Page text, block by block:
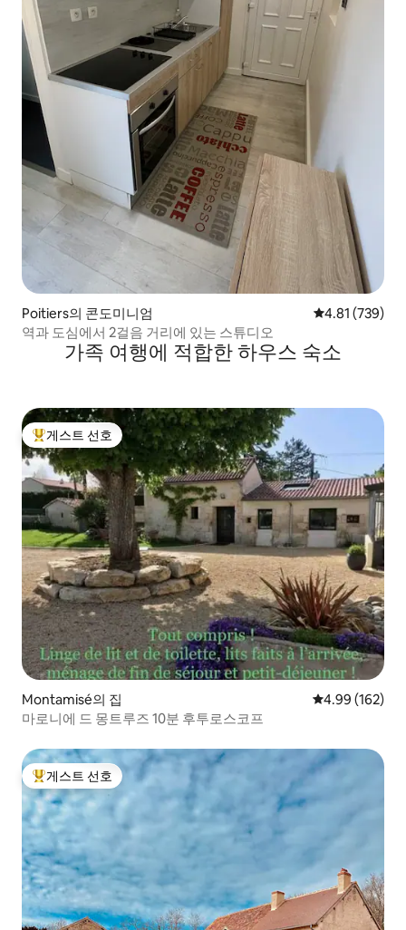
Poitiers의 콘도미니엄 평점 4.81점(5
4.81 (739)
역과 도심에서 2걸음 거리에 있는 스튜디오
가족 여행에 적합한 하우스 숙소
상위 게스트 선호
게스트 선호
Montamisé의 집 평점 4.99점(5
4.99 (162)
마로니에 드 몽트루즈 10분 후투로스코프
상위 게스트 선호
게스트 선호